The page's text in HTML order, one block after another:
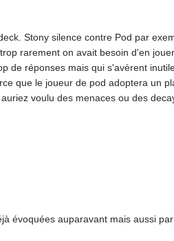
Stony silence contre Pod par
rarement on avait besoin d'en
de réponses mais qui s'avèrent
que le joueur de pod adoptera un
voulu des menaces ou des
évoquées auparavant mais aussi par